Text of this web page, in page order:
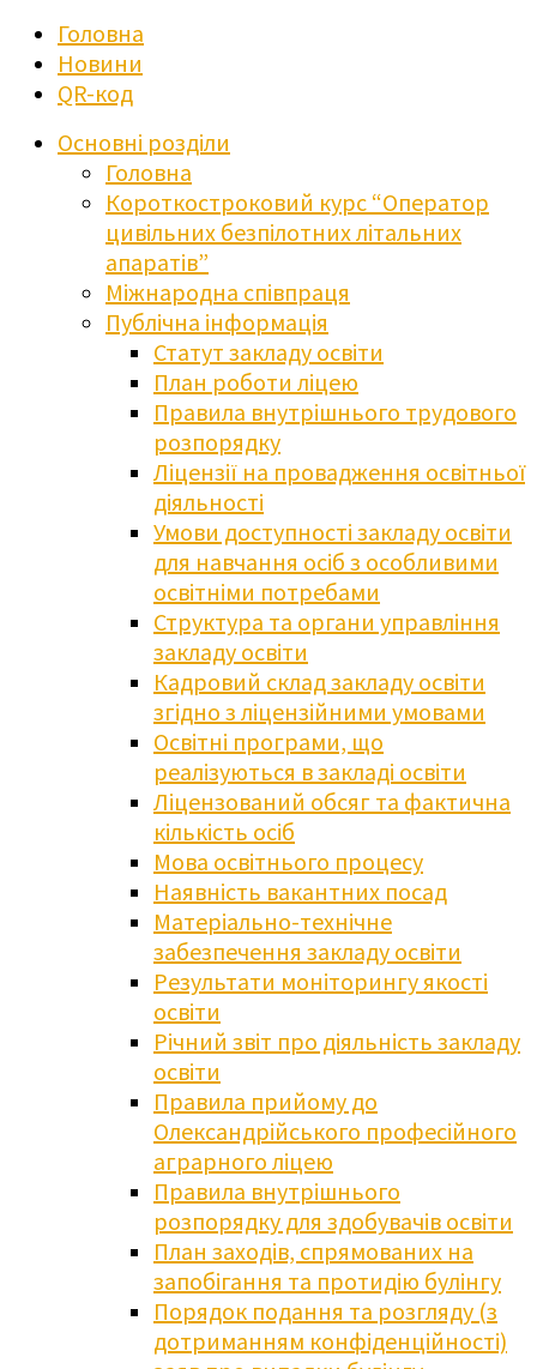
Головна
Новини
QR-код
Основні розділи
Головна
Короткостроковий курс “Оператор
цивільних безпілотних літальних
апаратів”
Міжнародна співпраця
Публічна інформація
Статут закладу освіти
План роботи ліцею
Правила внутрішнього трудового
розпорядку
Ліцензії на провадження освітньої
діяльності
Умови доступності закладу освіти
для навчання осіб з особливими
освітніми потребами
Структура та органи управління
закладу освіти
Кадровий склад закладу освіти
згідно з ліцензійними умовами
Освітні програми, що
реалізуються в закладі освіти
Ліцензований обсяг та фактична
кількість осіб
Мова освітнього процесу
Наявність вакантних посад
Матеріально-технічне
забезпечення закладу освіти
Результати моніторингу якості
освіти
Річний звіт про діяльність закладу
освіти
Правила прийому до
Олександрійського професійного
аграрного ліцею
Правила внутрішнього
розпорядку для здобувачів освіти
План заходів, спрямованих на
запобігання та протидію булінгу
Порядок подання та розгляду (з
дотриманням конфіденційності)